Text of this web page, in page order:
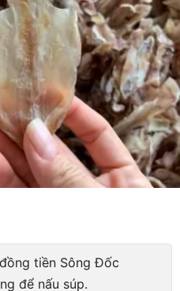
tiền Sông Đốc
để nấu súp.